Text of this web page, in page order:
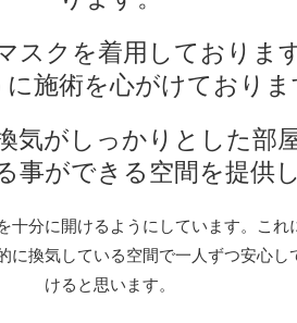
スクを着用しておりま
施術を心がけておりま
気がしっかりとした部
事ができる空間を提供
十分に開けるようにしています。これ
に換気している空間で一人ずつ安心
けると思います。